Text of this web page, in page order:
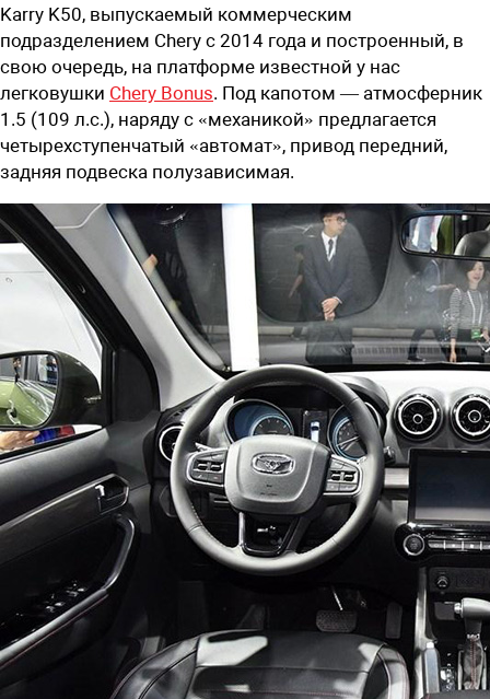
Karry K50, выпускаемый коммерческим
подразделением Chery с 2014 года и построенный, в
свою очередь, на платформе известной у нас
легковушки Chery Bonus. Под капотом — атмосферник
1.5 (109 л.с.), наряду с «механикой» предлагается
четырехступенчатый «автомат», привод передний,
задняя подвеска полузависимая.